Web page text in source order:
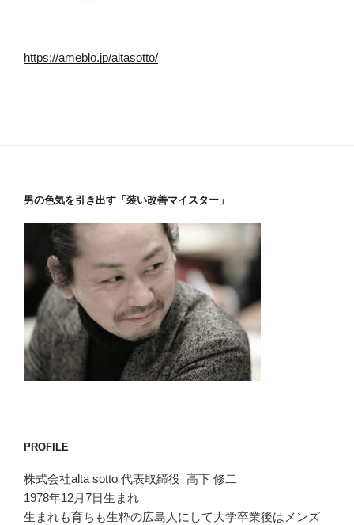
https://ameblo.jp/altasotto/
男の色気を引き出す「装い改善マイスター」
PROFILE
株式会社alta sotto 代表取締役 高下 修二
1978年12月7日生まれ
生まれも育ちも生粋の広島人にして大学卒業後はメンズ